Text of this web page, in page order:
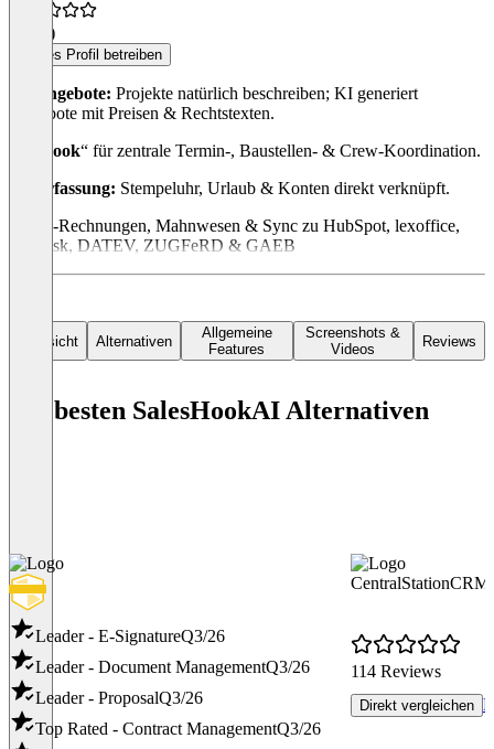
(1)
Dieses Profil betreiben
KI-Angebote: Projekte natürlich beschreiben; KI generiert
Angebote mit Preisen & Rechtstexten.
Planbook“ für zentrale Termin-, Baustellen- & Crew-Koordination.
Zeiterfassung: Stempeluhr, Urlaub & Konten direkt verknüpft.
-Klick-Rechnungen, Mahnwesen & Sync zu HubSpot, lexoffice,
sevDesk, DATEV, ZUGFeRD & GAEB
Übersicht Alternativen
Allgemeine
Features
Screenshots &
Videos
Reviews
Die besten SalesHookAI Alternativen
Leader - E-SignatureQ3/26
Leader - Document ManagementQ3/26
Leader - ProposalQ3/26
Top Rated - Contract ManagementQ3/26
CentralStationCRM
114 Reviews
Direkt vergleichen